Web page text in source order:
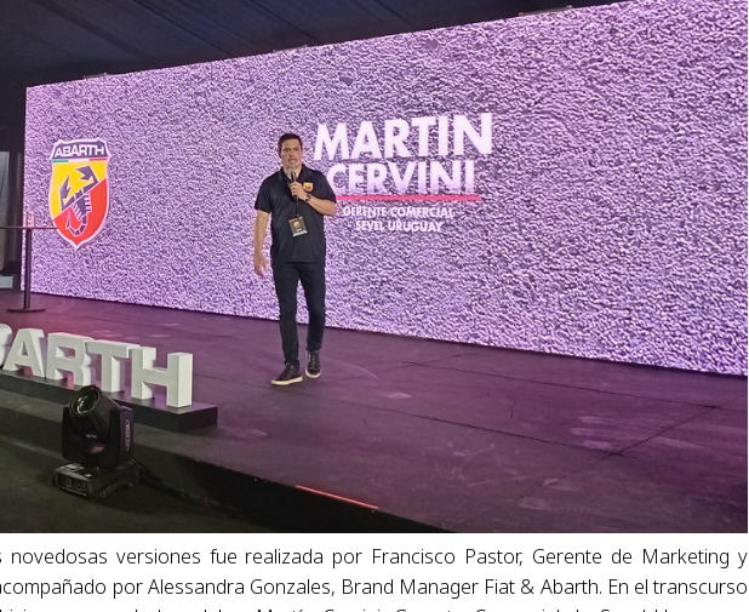
versiones fue realizada por Francisco Pastor, Gerente de Marketing y
por Alessandra Gonzales, Brand Manager Fiat & Abarth. En el transcurso